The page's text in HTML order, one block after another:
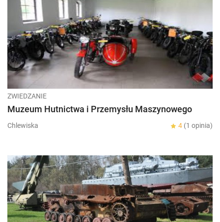
ZWIEDZANIE
Muzeum Hutnictwa i Przemysłu Maszynowego
Chlewiska 4 (1 opinia)